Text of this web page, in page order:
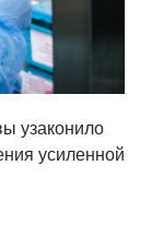
узаконило
усиленной